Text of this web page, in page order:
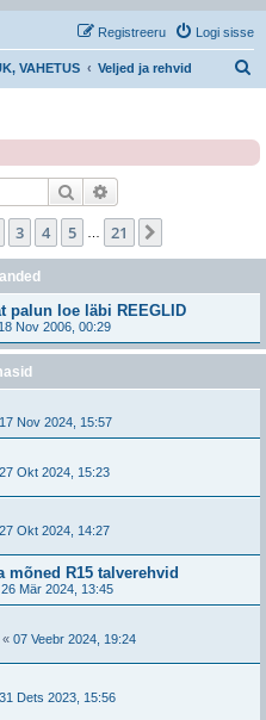
Logi sisse
Registreeru
VAHETUS Veljed ja rehvid
Otsi
-st
3 4 5 21
palun loe läbi REEGLID
18 Nov 2006, 00:29
17 Nov 2024, 15:57
27 Okt 2024, 15:23
27 Okt 2024, 14:27
mõned R15 talverehvid
26 Mär 2024, 13:45
« 07 Veebr 2024, 19:24
31 Dets 2023, 15:56